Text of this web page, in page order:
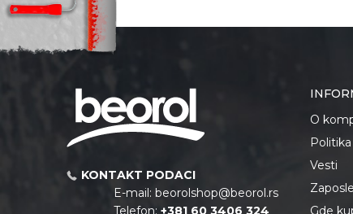
KONTAKT PODACI
E-mail: beorolshop@beorol.rs
Telefon: +381 60 3406 324
O
Vesti
Gde